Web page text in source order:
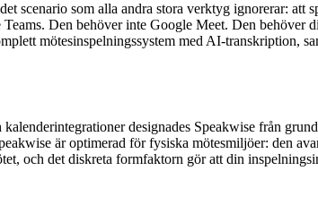
scenario som alla andra stora verktyg ignorerar:
Den behöver inte Google Meet. Den
mötesinspelningssystem med AI-transkription,
designades Speakwise från
är optimerad för fysiska mötesmiljöer: den
och det diskreta formfaktorn gör att din